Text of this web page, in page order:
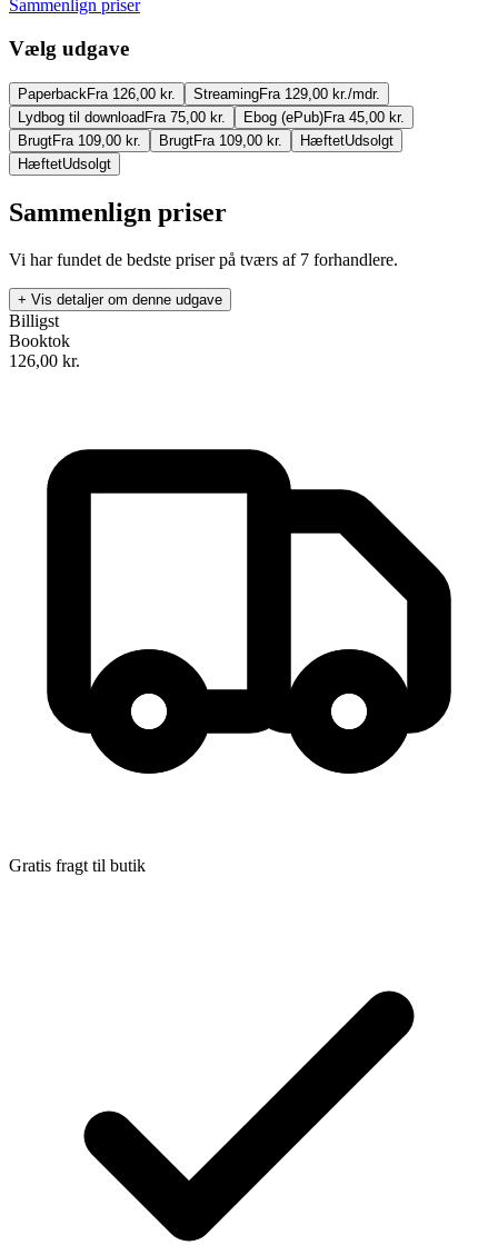
Sammenlign priser
Vælg udgave
PaperbackFra 126,00 kr. StreamingFra 129,00 kr./mdr.
Lydbog til downloadFra 75,00 kr. Ebog (ePub)Fra 45,00 kr.
BrugtFra 109,00 kr. BrugtFra 109,00 kr. HæftetUdsolgt
HæftetUdsolgt
Sammenlign priser
Vi har fundet de bedste priser på tværs af 7 forhandlere.
+ Vis detaljer om denne udgave
Godhavn
Gyldendal
Udgivet:
1. januar 2016
Billigst
Booktok
126,00 kr.
Gratis fragt til butik